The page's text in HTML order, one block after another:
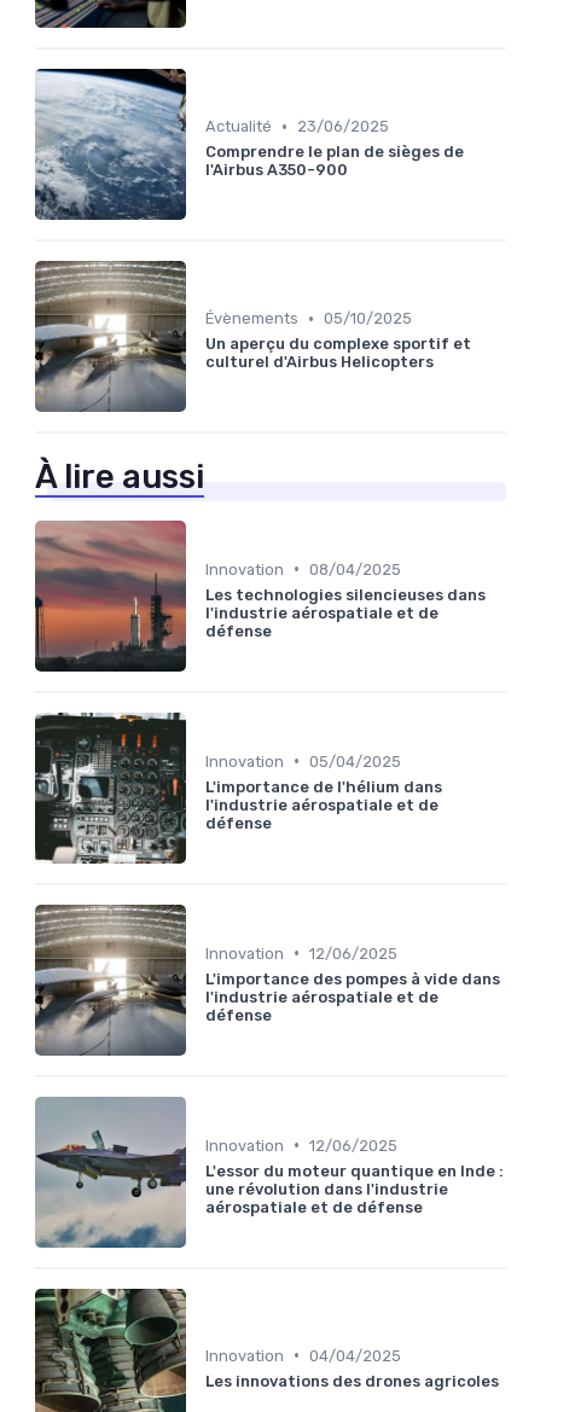
Actualité •
23/06/2025
Comprendre le plan de sièges de
l'Airbus A350-900
Évènements • 05/10/2025
Un aperçu du complexe sportif et
culturel d'Airbus Helicopters
À lire aussi
Innovation • 08/04/2025
Les technologies silencieuses dans
l'industrie aérospatiale et de
défense
Innovation • 05/04/2025
L'importance de l'hélium dans
l'industrie aérospatiale et de
défense
Innovation • 12/06/2025
L'importance des pompes à vide dans
l'industrie aérospatiale et de
défense
Innovation • 12/06/2025
L'essor du moteur quantique en Inde :
une révolution dans l'industrie
aérospatiale et de défense
Innovation • 04/04/2025
Les innovations des drones agricoles